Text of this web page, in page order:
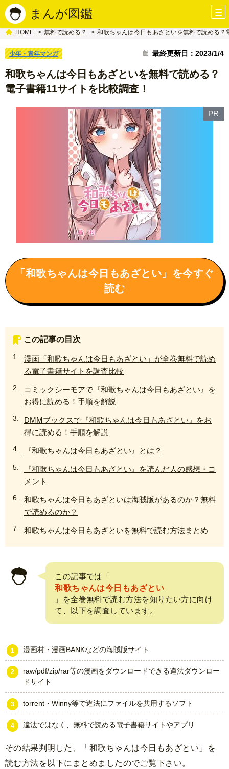
まんが図鑑
HOME 無料で読める？ 和歌ちゃんは今日もあざといを無料で読める
少年・青年マンガ 最終更新日：2023/1/4
和歌ちゃんは今日もあざといを無料で読める？
電子書籍11サイトを比較調査！
PR
「和歌ちゃんは今日もあざとい」を今すぐ
読む
この記事の目次
漫画「和歌ちゃんは今日もあざとい」が全巻無料で読め
る電子書籍サイトを調査比較
コミックシーモアで『和歌ちゃんは今日もあざとい』を
お得に読める！手順を解説
DMMブックスで『和歌ちゃんは今日もあざとい』をお
得に読める！手順を解説
『和歌ちゃんは今日もあざとい』とは？
『和歌ちゃんは今日もあざとい』を読んだ人の感想・コ
メント
和歌ちゃんは今日もあざといは海賊版があるのか？無料
で読めるのか？
和歌ちゃんは今日もあざといを無料で読む方法まとめ
この記事では「
和歌ちゃんは今日もあざとい
」を全巻無料で読む方法を知りたい方に向け
て、以下を調査しています。
漫画村・漫画BANKなどの海賊版サイト
raw/pdf/zip/rar等の漫画をダウンロードできる違法ダウンロー
ドサイト
torrent・Winny等で違法にファイルを共用するソフト
違法ではなく、無料で読める電子書籍サイトやアプリ
その結果判明した、「和歌ちゃんは今日もあざとい」を
読む方法を以下にまとめましたのでご覧下さい。